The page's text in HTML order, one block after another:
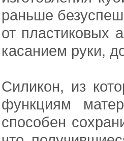
раньше
от пластиковых
касанием руки,
Силикон, из
функциям
способен